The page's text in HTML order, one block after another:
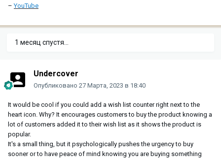
–YouTube
1 месяц спустя...
Undercover
Опубликовано 27 Марта, 2023 в 18:40
It would be cool if you could add a wish list counter right next to the
heart icon. Why? It encourages customers to buy the product knowing a
lot of customers added it to their wish list as it shows the product is
popular.
It's a small thing, but it psychologically pushes the urgency to buy
sooner or to have peace of mind knowing you are buying something